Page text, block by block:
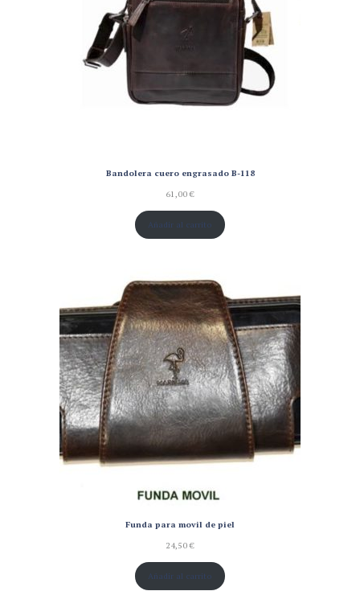
Bandolera cuero engrasado B-118
61,00€
Añadir al carrito
Funda para movil de piel
24,50€
Añadir al carrito